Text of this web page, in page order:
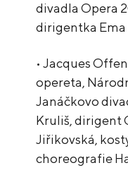
divadla Opera
dirigentka Ema
• Jacques
opereta,
Janáčkovo
Kruliš, dirigent
Jiřikovská,
choreografie